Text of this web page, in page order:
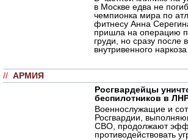
в Москве едва не
чемпионка мира по
фитнесу Анна
пришла на операцию
груди, но сразу после
внутривенного
// АРМИЯ
Росгвардейцы
беспилотников в
Военнослужащие и
Росгвардии,
СВО, продолжают
противодействовать